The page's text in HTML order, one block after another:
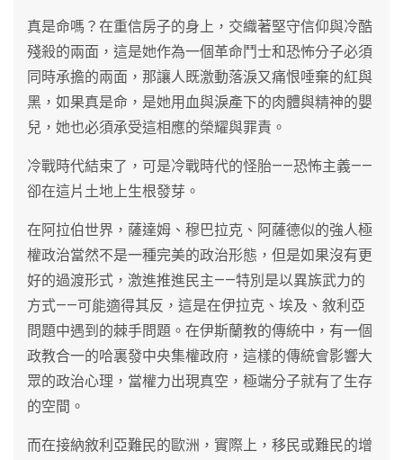
真是命嗎？在重信房子的身上，交織著堅守信仰與冷酷
殘殺的兩面，這是她作為一個革命鬥士和恐怖分子必須
同時承擔的兩面，那讓人既激動落淚又痛恨唾棄的紅與
黑，如果真是命，是她用血與淚產下的肉體與精神的嬰
兒，她也必須承受這相應的榮耀與罪責。
冷戰時代結束了，可是冷戰時代的怪胎——恐怖主義——
卻在這片土地上生根發芽。
在阿拉伯世界，薩達姆、穆巴拉克、阿薩德似的強人極
權政治當然不是一種完美的政治形態，但是如果沒有更
好的過渡形式，激進推進民主——特別是以異族武力的
方式——可能適得其反，這是在伊拉克、埃及、敘利亞
問題中遇到的棘手問題。在伊斯蘭教的傳統中，有一個
政教合一的哈裏發中央集權政府，這樣的傳統會影響大
眾的政治心理，當權力出現真空，極端分子就有了生存
的空間。
而在接納敘利亞難民的歐洲，實際上，移民或難民的增